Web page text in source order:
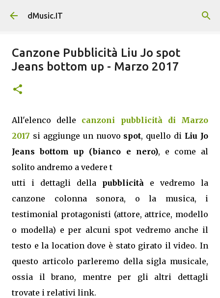
Passa ai contenuti principali
dMusic.IT
Canzone Pubblicità Liu Jo spot
Jeans bottom up - Marzo 2017
All'elenco delle canzoni pubblicità di Marzo
2017 si aggiunge un nuovo spot, quello di Liu Jo
Jeans bottom up (bianco e nero), e come al
solito andremo a vedere t
utti i dettagli della pubblicità e vedremo la
canzone colonna sonora, o la musica, i
testimonial protagonisti (attore, attrice, modello
o modella) e per alcuni spot vedremo anche il
testo e la location dove è stato girato il video. In
questo articolo parleremo della sigla musicale,
ossia il brano, mentre per gli altri dettagli
trovate i relativi link.